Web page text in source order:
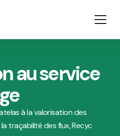
au service
à la valorisation des
traçabilité des flux, Recyc